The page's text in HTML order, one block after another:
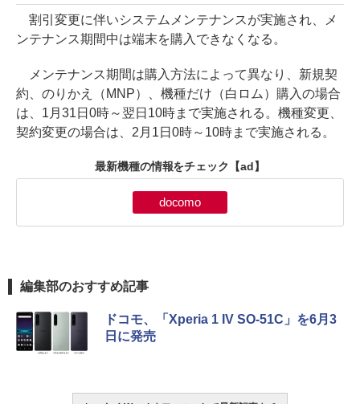
割引変更に伴いシステムメンテナンスが実施され、メ
ンテナンス期間中は端末を購入できなくなる。
メンテナンス期間は購入方法によって異なり、新規契
約、のりかえ（MNP）、機種だけ（白ロム）購入の場合
は、1月31日0時～翌日10時まで実施される。機種変更、
契約変更の場合は、2月1日0時～10時まで実施される。
最新機種の情報をチェック 【ad】
docomo
編集部のおすすめ記事
ドコモ、「Xperia 1 IV SO-51C」を6月3
日に発売